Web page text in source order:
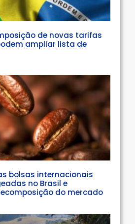
de novas tarifas
ampliar lista de
bolsas internacionais
no Brasil e
do mercado